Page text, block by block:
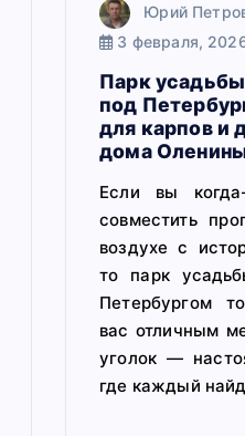
Юрий
3 февраля,
Парк
под
для карпов и
дома
Если вы
совместить
воздухе с
то парк
Петербургом
вас отличным
уголок —
где каждый